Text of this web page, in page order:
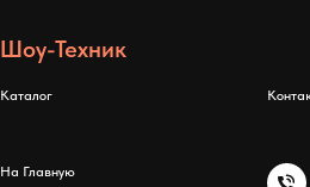
Шоу-Техник
Каталог
На Главную